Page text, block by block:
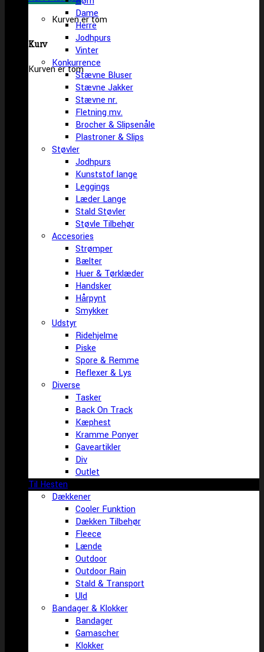
Kurven er tom
Kurv
Kurven er tom
Dame
Herre
Jodhpurs
Vinter
Konkurrence
Stævne Bluser
Stævne Jakker
Stævne nr.
Fletning mv.
Brocher & Slipsenåle
Plastroner & Slips
Støvler
Jodhpurs
Kunststof lange
Leggings
Læder Lange
Stald Støvler
Støvle Tilbehør
Accesories
Strømper
Bælter
Huer & Tørklæder
Handsker
Hårpynt
Smykker
Udstyr
Ridehjelme
Piske
Spore & Remme
Reflexer & Lys
Diverse
Tasker
Back On Track
Kæphest
Kramme Ponyer
Gaveartikler
Div
Outlet
Til Hesten
Dækkener
Cooler Funktion
Dækken Tilbehør
Fleece
Lænde
Outdoor
Outdoor Rain
Stald & Transport
Uld
Bandager & Klokker
Bandager
Gamascher
Klokker